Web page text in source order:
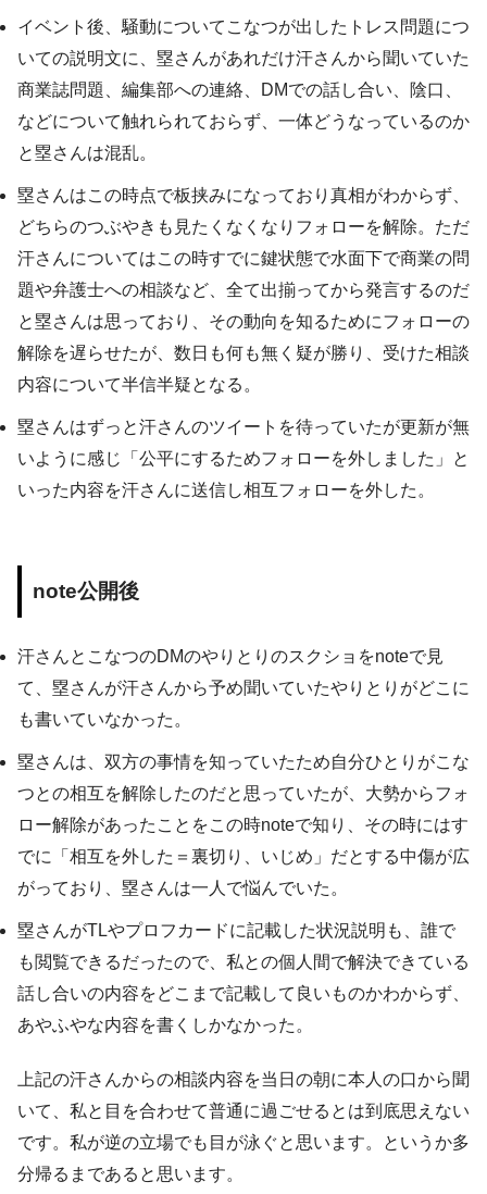
イベント後、騒動についてこなつが出したトレス問題につ
いての説明文に、塁さんがあれだけ汗さんから聞いていた
商業誌問題、編集部への連絡、DMでの話し合い、陰口、
などについて触れられておらず、一体どうなっているのか
と塁さんは混乱。
塁さんはこの時点で板挟みになっており真相がわからず、
どちらのつぶやきも見たくなくなりフォローを解除。ただ
汗さんについてはこの時すでに鍵状態で水面下で商業の問
題や弁護士への相談など、全て出揃ってから発言するのだ
と塁さんは思っており、その動向を知るためにフォローの
解除を遅らせたが、数日も何も無く疑が勝り、受けた相談
内容について半信半疑となる。
塁さんはずっと汗さんのツイートを待っていたが更新が無
いように感じ「公平にするためフォローを外しました」と
いった内容を汗さんに送信し相互フォローを外した。
note公開後
汗さんとこなつのDMのやりとりのスクショをnoteで見
て、塁さんが汗さんから予め聞いていたやりとりがどこに
も書いていなかった。
塁さんは、双方の事情を知っていたため自分ひとりがこな
つとの相互を解除したのだと思っていたが、大勢からフォ
ロー解除があったことをこの時noteで知り、その時にはす
でに「相互を外した＝裏切り、いじめ」だとする中傷が広
がっており、塁さんは一人で悩んでいた。
塁さんがTLやプロフカードに記載した状況説明も、誰で
も閲覧できるだったので、私との個人間で解決できている
話し合いの内容をどこまで記載して良いものかわからず、
あやふやな内容を書くしかなかった。
上記の汗さんからの相談内容を当日の朝に本人の口から聞
いて、私と目を合わせて普通に過ごせるとは到底思えない
です。私が逆の立場でも目が泳ぐと思います。というか多
分帰るまであると思います。